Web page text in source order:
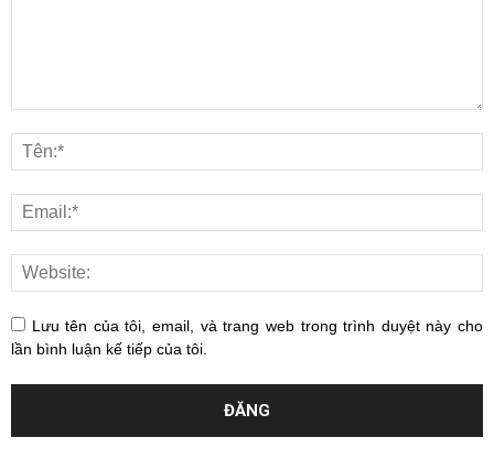
Lưu tên của tôi, email, và trang web trong trình duyệt này cho
lần bình luận kế tiếp của tôi.